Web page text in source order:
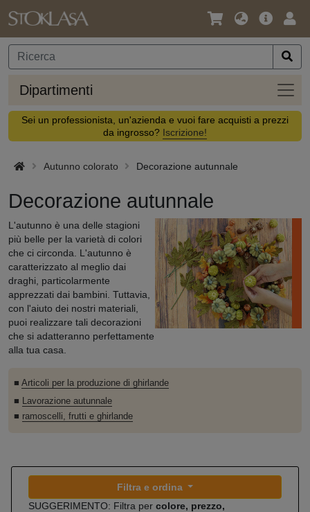
Lingua
Valuta
Offerta
Dipartimenti
Sei un professionista, un'azienda e vuoi fare acquisti a prezzi
da ingrosso? Iscrizione!
Autunno colorato Decorazione autunnale
Decorazione autunnale
L'autunno è una delle stagioni
più belle per la varietà di colori
che ci circonda. L'autunno è
caratterizzato al meglio dai
draghi, particolarmente
apprezzati dai bambini. Tuttavia,
con l'aiuto dei nostri materiali,
puoi realizzare tali decorazioni
che si adatteranno perfettamente
alla tua casa.
■ Articoli per la produzione di ghirlande
■ Lavorazione autunnale
■ ramoscelli, frutti e ghirlande
Filtra e ordina
SUGGERIMENTO: Filtra per colore, prezzo,